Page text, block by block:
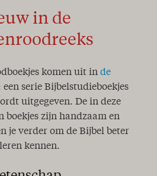
in de
komen uit in de
een serie Bijbelstudieboekjes
uitgegeven. De in deze
boekjes zijn handzaam en
je verder om de Bijbel beter
kennen.